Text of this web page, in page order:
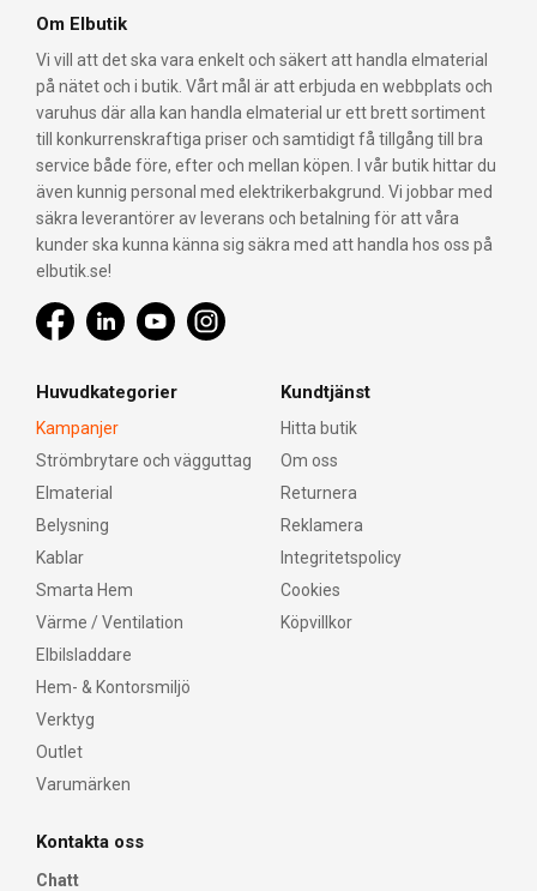
Om Elbutik
Vi vill att det ska vara enkelt och säkert att handla elmaterial
på nätet och i butik. Vårt mål är att erbjuda en webbplats och
varuhus där alla kan handla elmaterial ur ett brett sortiment
till konkurrenskraftiga priser och samtidigt få tillgång till bra
service både före, efter och mellan köpen. I vår butik hittar du
även kunnig personal med elektrikerbakgrund. Vi jobbar med
säkra leverantörer av leverans och betalning för att våra
kunder ska kunna känna sig säkra med att handla hos oss på
elbutik.se!
Huvudkategorier
Kampanjer
Strömbrytare och vägguttag
Elmaterial
Belysning
Kablar
Smarta Hem
Värme / Ventilation
Elbilsladdare
Hem- & Kontorsmiljö
Verktyg
Outlet
Varumärken
Kundtjänst
Hitta butik
Om oss
Returnera
Reklamera
Integritetspolicy
Cookies
Köpvillkor
Kontakta oss
Chatt